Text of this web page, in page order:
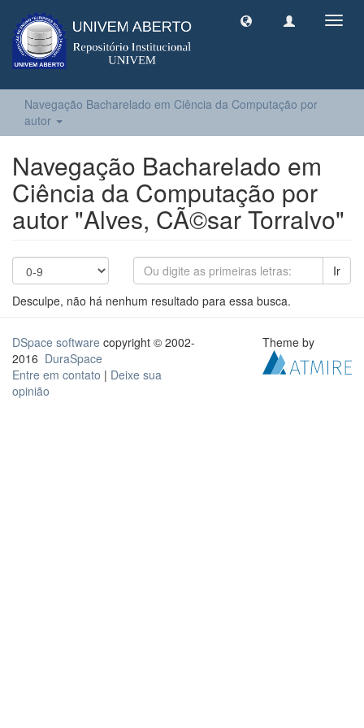
Navegação Bacharelado em Ciência da Computação por
autor
Navegação Bacharelado em
Ciência da Computação por
autor "Alves, CÃ©sar Torralvo"
Ir
Desculpe, não há nenhum resultado para essa busca.
DSpace software copyright © 2002-
2016 DuraSpace
Entre em contato | Deixe sua
opinião
Theme by